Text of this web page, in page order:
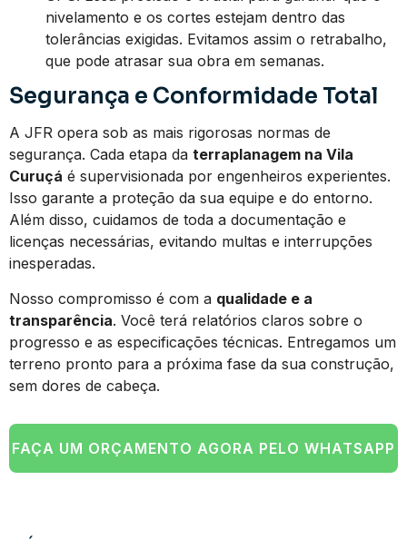
nivelamento e os cortes estejam dentro das
tolerâncias exigidas. Evitamos assim o retrabalho,
que pode atrasar sua obra em semanas.
Segurança e Conformidade Total
A JFR opera sob as mais rigorosas normas de
segurança. Cada etapa da terraplanagem na Vila
Curuçá é supervisionada por engenheiros experientes.
Isso garante a proteção da sua equipe e do entorno.
Além disso, cuidamos de toda a documentação e
licenças necessárias, evitando multas e interrupções
inesperadas.
Nosso compromisso é com a qualidade e a
transparência. Você terá relatórios claros sobre o
progresso e as especificações técnicas. Entregamos um
terreno pronto para a próxima fase da sua construção,
sem dores de cabeça.
FAÇA UM ORÇAMENTO AGORA PELO WHATSAPP